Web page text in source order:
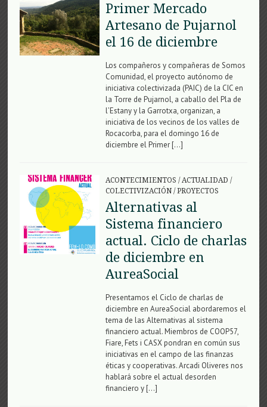
Primer Mercado
Artesano de Pujarnol
el 16 de diciembre
Los compañeros y compañeras de Somos
Comunidad, el proyecto autónomo de
iniciativa colectivizada (PAIC) de la CIC en
la Torre de Pujarnol, a caballo del Pla de
l’Estany y la Garrotxa, organizan, a
iniciativa de los vecinos de los valles de
Rocacorba, para el domingo 16 de
diciembre el Primer […]
ACONTECIMIENTOS /ACTUALIDAD /
COLECTIVIZACIÓN/PROYECTOS
Alternativas al
Sistema financiero
actual. Ciclo de charlas
de diciembre en
AureaSocial
Presentamos el Ciclo de charlas de
diciembre en AureaSocial abordaremos el
tema de las Alternativas al sistema
financiero actual. Miembros de COOP57,
Fiare, Fets i CASX pondran en común sus
iniciativas en el campo de las finanzas
éticas y cooperativas. Arcadi Oliveres nos
hablará sobre el actual desorden
financiero y […]